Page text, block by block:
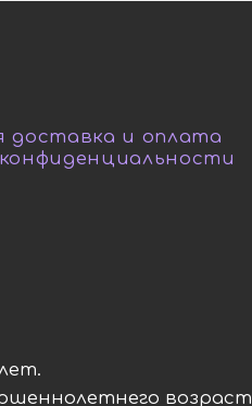
доставка и оплата